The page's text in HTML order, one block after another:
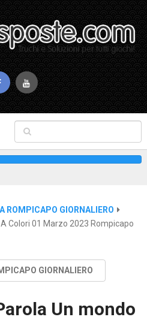
ROMPICAPO GIORNALIERO
Colori 01 Marzo 2023 Rompicapo
GIORNALIERO
Un mondo